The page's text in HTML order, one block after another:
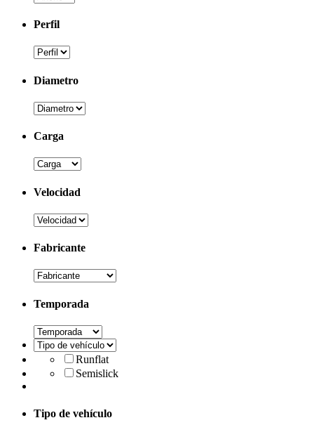
Perfil
Diametro
Carga
Velocidad
Fabricante
Temporada
Runflat
Semislick
Tipo de vehículo